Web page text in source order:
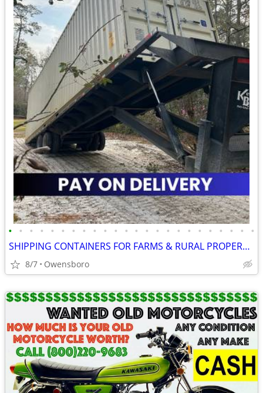
• • • • • • • • • • • • • • • • • • • • • • • •
SHIPPING CONTAINERS FOR FARMS & RURAL PROPERTIES 502-281-0418
8/7 Owensboro